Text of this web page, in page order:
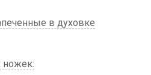
в духовке